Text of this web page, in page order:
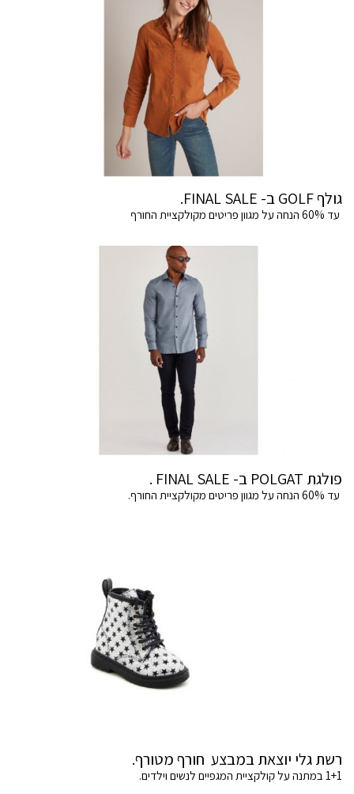
גולף GOLF ב- FINAL SALE.
עד 60% הנחה על מגוון פריטים מקולקציית החורף
פולגת POLGAT ב- FINAL SALE .
עד 60% הנחה על מגוון פריטים מקולקציית החורף.
רשת גלי יוצאת במבצע חורף מטורף.
1+1 במתנה על קולקציית המגפיים לנשים וילדים.